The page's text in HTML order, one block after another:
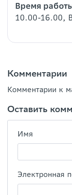
Время
10.00-16.00,
Комментарии
Комментарии к
Оставить
Имя
Электронная